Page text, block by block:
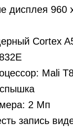
дисплея 960
Cortex
Mali
2 Мп
запись